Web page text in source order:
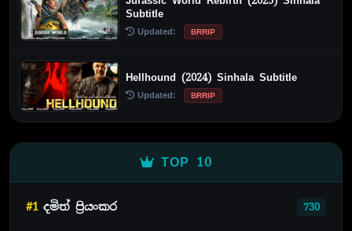
Subtitle
Updated: BRRIP
Hellhound (2024) Sinhala Subtitle
Updated: BRRIP
TOP 10
#1 දමිත් ප්‍රියංකර 730